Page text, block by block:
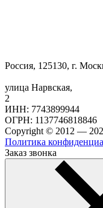
Россия, 125130, г.
улица Нарвская,
2
ИНН: 7743899944
ОГРН: 1137746818846
Copyright © 2012 —
Политика
Заказ звонка